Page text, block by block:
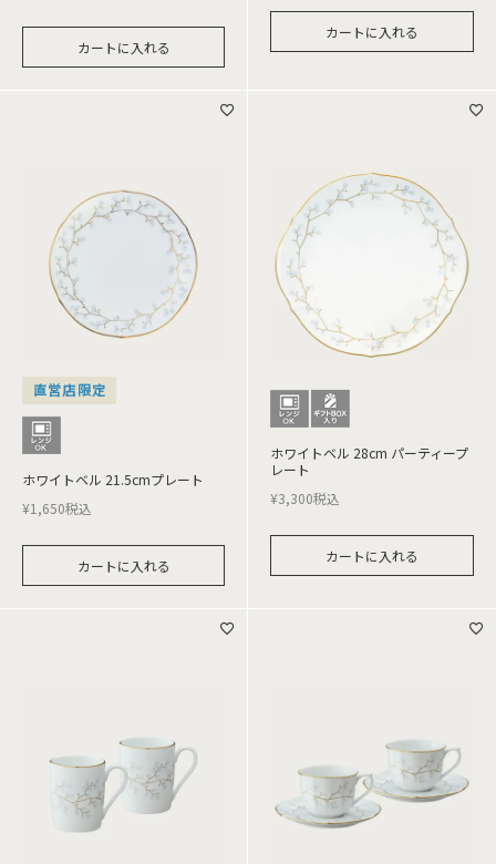
カートに入れる
カートに入れる
直営店限定
ホワイトベル 21.5cmプレート
¥1,650税込
カートに入れる
ホワイトベル 28cm パーティープ
レート
¥3,300税込
カートに入れる